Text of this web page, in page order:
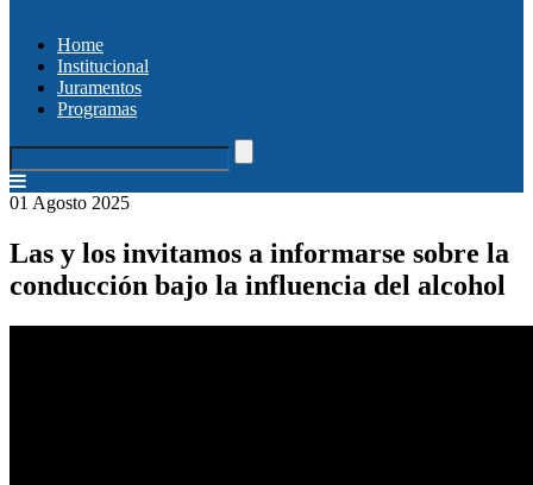
Home
Institucional
Juramentos
Programas
01 Agosto 2025
Las y los invitamos a informarse sobre la
conducción bajo la influencia del alcohol